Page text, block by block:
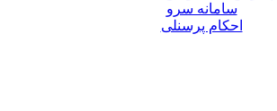
سامانه سرو
احکام پرسنلی